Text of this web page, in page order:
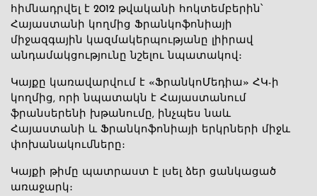
հիմնադրվել է 2012 թվականի հոկտեմբերին՝
Հայաստանի կողմից Ֆրանկոֆոնիայի
միջազգային կազմակերպությանը լիիրավ
անդամակցությունը նշելու նպատակով։
Կայքը կառավարվում է «ՖրանկոՄեդիա» ՀԿ-ի
կողմից, որի նպատակն է Հայաստանում
ֆրանսերենի խթանումը, ինչպես նաև
Հայաստանի և Ֆրանկոֆոնիայի երկրների միջև
փոխանակումները։
Կայքի թիմը պատրաստ է լսել ձեր ցանկացած
առաջարկ։